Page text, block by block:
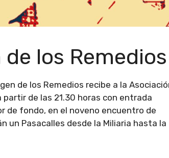
los Remedios
de los Remedios recibe a la
partir de las 21.30 horas con entrada
de fondo, en el noveno encuentro de
un Pasacalles desde la Miliaria hasta la